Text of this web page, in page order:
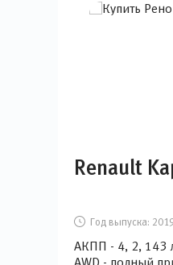
Renault
Год выпуска:
АКПП - 4, 2, 143
AWD - полный